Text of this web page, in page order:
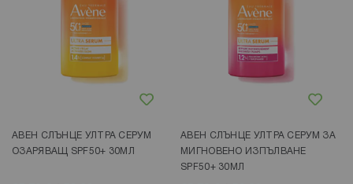
АВЕН СЛЪНЦЕ УЛТРА СЕРУМ
ОЗАРЯВАЩ SPF50+ 30МЛ
АВЕН СЛЪНЦЕ УЛТРА СЕРУМ ЗА
МИГНОВЕНО ИЗПЪЛВАНЕ
SPF50+ 30МЛ